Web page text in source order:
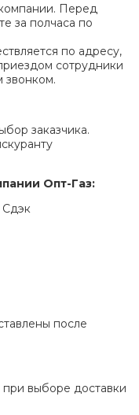
Перед
за полчаса по
по адресу,
сотрудники
звонком.
заказчика.
Опт-Газ:
Сдэк
после
выборе доставки